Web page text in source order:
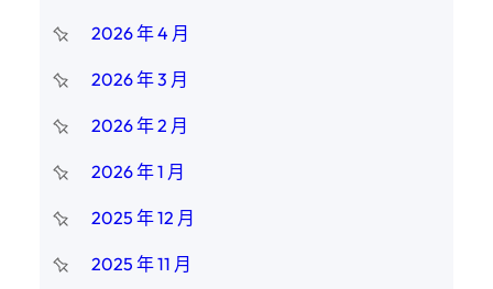
2026 年 4 月
2026 年 3 月
2026 年 2 月
2026 年 1 月
2025 年 12 月
2025 年 11 月